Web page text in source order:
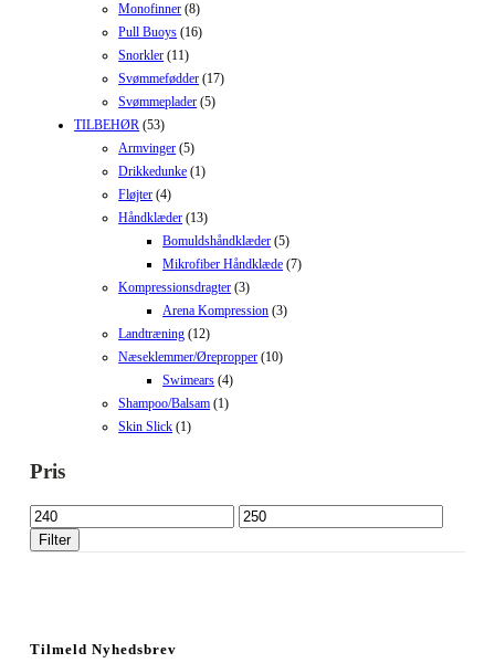
Monofinner (8)
Pull Buoys (16)
Snorkler (11)
Svømmefødder (17)
Svømmeplader (5)
TILBEHØR (53)
Armvinger (5)
Drikkedunke (1)
Fløjter (4)
Håndklæder (13)
Bomuldshåndklæder (5)
Mikrofiber Håndklæde (7)
Kompressionsdragter (3)
Arena Kompression (3)
Landtræning (12)
Næseklemmer/Ørepropper (10)
Swimears (4)
Shampoo/Balsam (1)
Skin Slick (1)
Pris
Mindste
pris
Højeste
pris
Filter
Tilmeld Nyhedsbrev